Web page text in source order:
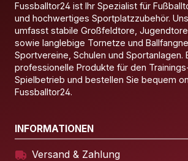
Fussballtor24 ist Ihr Spezialist für
und hochwertiges Sportplatzzubehör.
umfasst stabile Großfeldtore,
sowie langlebige Tornetze und
Sportvereine, Schulen und Sportanlagen.
professionelle Produkte für den
Spielbetrieb und bestellen Sie bequem
Fussballtor24.
INFORMATIONEN
Versand & Zahlung